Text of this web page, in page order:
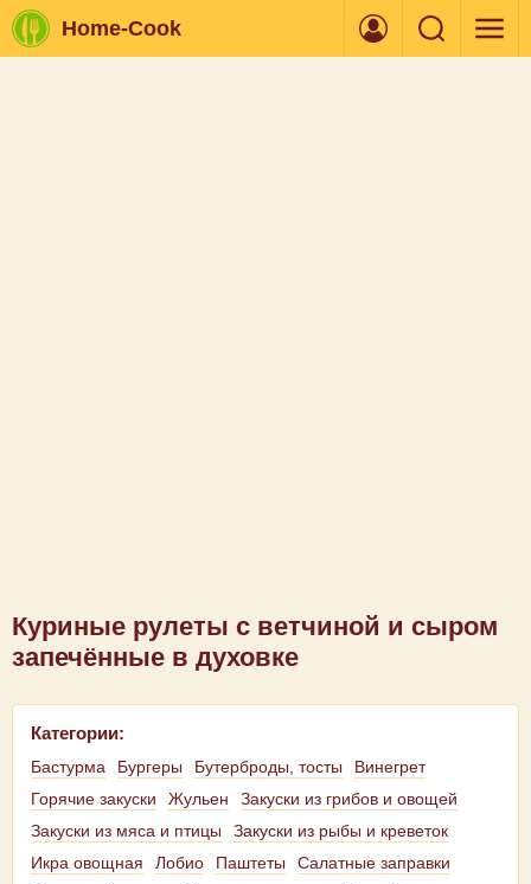
Home-Cook
Куриные рулеты с ветчиной и сыром
запечённые в духовке
Категории:
Бастурма Бургеры Бутерброды, тосты
Винегрет
Горячие закуски
Жульен
Закуски из грибов и овощей
Закуски из мяса и птицы
Закуски из рыбы и креветок
Икра овощная
Лобио Паштеты
Салатные заправки